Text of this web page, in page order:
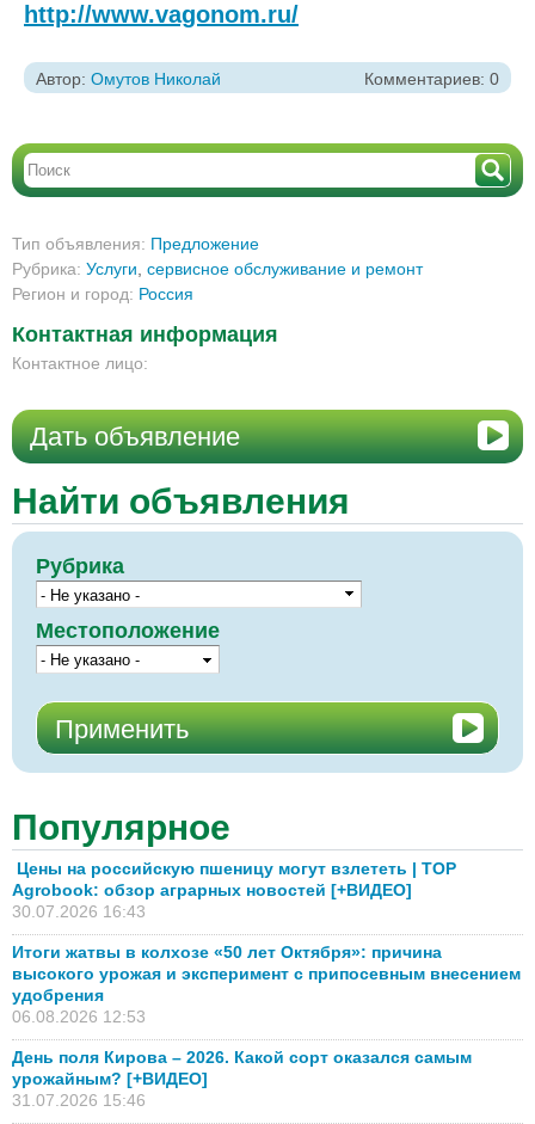
http://www.vagonom.ru/
Автор: Омутов Николай Комментариев: 0
Тип объявления: Предложение
Рубрика: Услуги сервисное обслуживание и ремонт
Регион и город: Россия
Контактная информация
Контактное лицо:
Дать объявление
Найти объявления
Рубрика
Местоположение
Популярное
Цены на российскую пшеницу могут взлететь | TOP
Agrobook: обзор аграрных новостей [+ВИДЕО]
30.07.2026 16:43
Итоги жатвы в колхозе «50 лет Октября»: причина
высокого урожая и эксперимент с припосевным внесением
удобрения
06.08.2026 12:53
День поля Кирова – 2026. Какой сорт оказался самым
урожайным? [+ВИДЕО]
31.07.2026 15:46